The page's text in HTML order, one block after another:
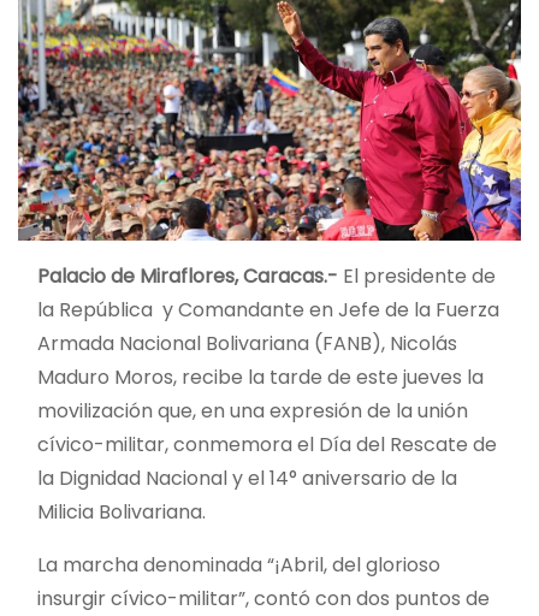
Palacio de Miraflores, Caracas.- El presidente de
la República y Comandante en Jefe de la Fuerza
Armada Nacional Bolivariana (FANB), Nicolás
Maduro Moros, recibe la tarde de este jueves la
movilización que, en una expresión de la unión
cívico-militar, conmemora el Día del Rescate de
la Dignidad Nacional y el 14° aniversario de la
Milicia Bolivariana.
La marcha denominada “¡Abril, del glorioso
insurgir cívico-militar”, contó con dos puntos de